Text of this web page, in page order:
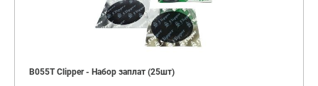
B055T Clipper - Набор заплат (25шт)